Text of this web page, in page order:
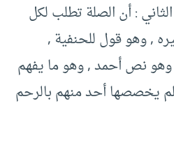
: أن الصلة تطلب لكل
, وهو قول للحنفية ,
, وهو نص أحمد , وهو ما يفهم
يخصصها أحد منهم بالرحم